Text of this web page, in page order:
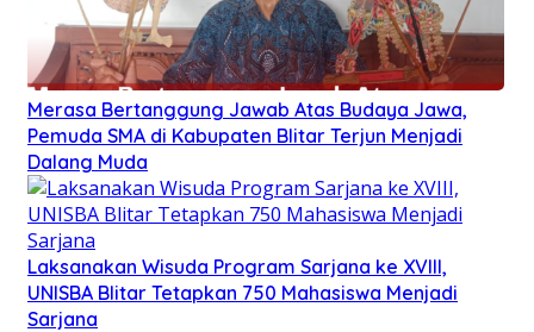
Merasa Bertanggung Jawab Atas Budaya Jawa,
Pemuda SMA di Kabupaten Blitar Terjun Menjadi
Dalang Muda
Laksanakan Wisuda Program Sarjana ke XVIII,
UNISBA Blitar Tetapkan 750 Mahasiswa Menjadi
Sarjana